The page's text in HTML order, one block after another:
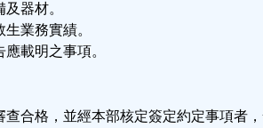
器材。
業務實績。
載明之事項。
查合格，並經本部核定簽定約定事項者